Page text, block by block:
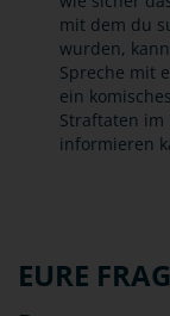
mit dem du
wurden,
Spreche mit
ein
Straftaten im
informieren
EURE